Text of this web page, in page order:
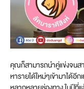
คุณก็สามารถนำคู่แข่งจนส
หารายได้ใหม่ๆเข้ามาได้อี